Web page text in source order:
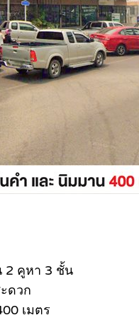
2 คูหา 3 ชั้น
ดวก
เมตร